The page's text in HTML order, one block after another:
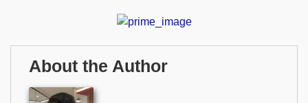
About the Author